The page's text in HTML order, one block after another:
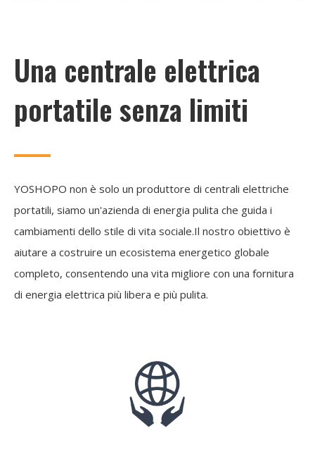
Una centrale elettrica
portatile senza limiti
YOSHOPO non è solo un produttore di centrali elettriche
portatili, siamo un'azienda di energia pulita che guida i
cambiamenti dello stile di vita sociale.Il nostro obiettivo è
aiutare a costruire un ecosistema energetico globale
completo, consentendo una vita migliore con una fornitura
di energia elettrica più libera e più pulita.